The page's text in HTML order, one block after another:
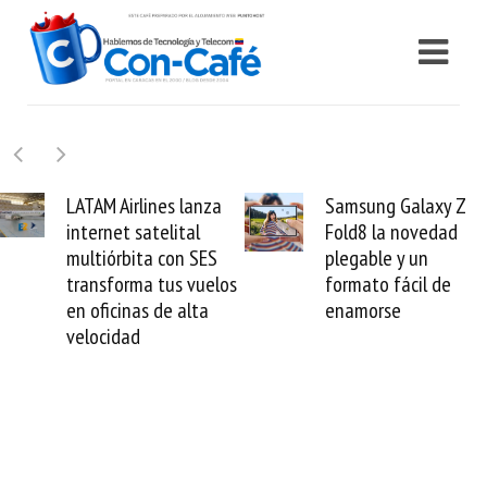
Airlines lanza
satelital
con SES
tus vuelos
oficinas de alta
Samsung Galaxy Z
Fold8 la novedad
plegable y un
formato fácil de